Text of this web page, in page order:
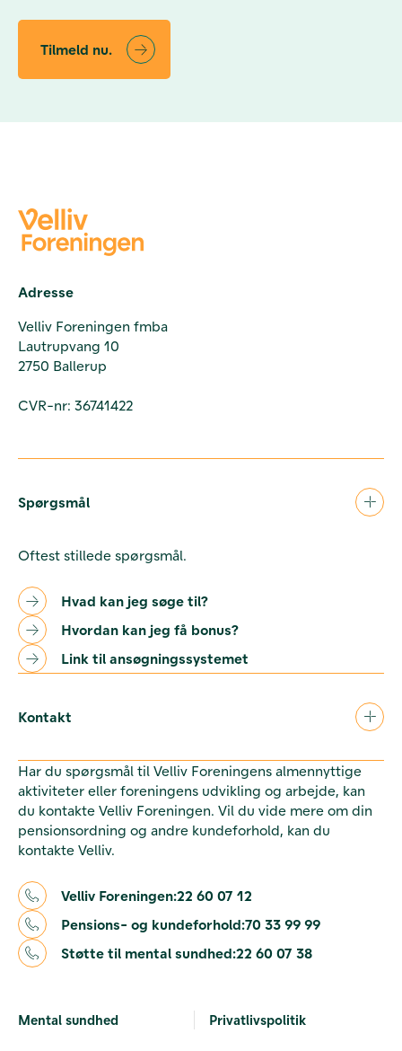
Tilmeld nu.
Adresse
Velliv Foreningen fmba
Lautrupvang 10
2750 Ballerup
CVR-nr: 36741422
Spørgsmål
Oftest stillede spørgsmål.
Hvad kan jeg søge til?
Hvordan kan jeg få bonus?
Link til ansøgningssystemet
Kontakt
Har du spørgsmål til Velliv Foreningens almennyttige
aktiviteter eller foreningens udvikling og arbejde, kan
du kontakte Velliv Foreningen. Vil du vide mere om din
pensionsordning og andre kundeforhold, kan du
kontakte Velliv.
Velliv Foreningen:22 60 07 12
Pensions- og kundeforhold:70 33 99 99
Støtte til mental sundhed:22 60 07 38
Mental sundhed Privatlivspolitik